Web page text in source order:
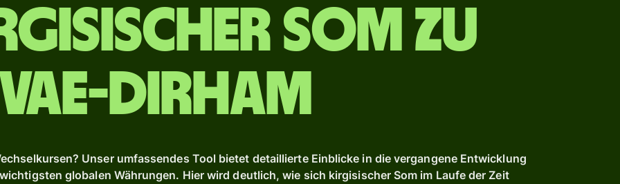
Som zu
Dirham
Unser umfassendes Tool bietet detaillierte Einblicke in die vergangene Entwicklung
globalen Währungen. Hier wird deutlich, wie sich kirgisischer Som im Laufe der Zeit